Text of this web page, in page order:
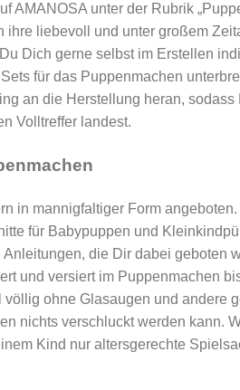
AMANOSA unter der Rubrik
ihre liebevoll und unter großem
Dich gerne selbst im Erstellen
für das Puppenmachen
an die Herstellung heran,
Volltreffer landest.
in mannigfaltiger Form
für Babypuppen und
die Dir dabei geboten
und versiert im Puppenmachen
ohne Glasaugen und andere
nichts verschluckt werden kann.
Kind nur altersgerechte